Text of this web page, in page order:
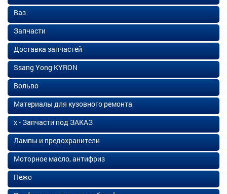
Ваз
Запчасти
Доставка запчастей
Ssang Yong KYRON
Вольво
Материалы для кузовного ремонта
х - Запчасти под ЗАКАЗ
Лампы и предохранители
Моторное масло, антифриз
Пежо